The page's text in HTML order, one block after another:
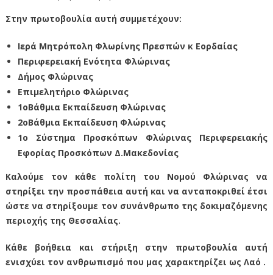
Στην πρωτοβουλία αυτή συμμετέχουν:
Ιερά Μητρόπολη Φλωρίνης Πρεσπών κ Εορδαίας
Περιφερειακή Ενότητα Φλώρινας
Δήμος Φλώρινας
Επιμελητήριο Φλώρινας
1οΒάθμια Εκπαίδευση Φλώρινας
2οΒάθμια Εκπαίδευση Φλώρινας
1ο Σύστημα Προσκόπων Φλώρινας Περιφερειακής
Εφορίας Προσκόπων Δ.Μακεδονίας
Καλούμε τον κάθε πολίτη του Νομού Φλώρινας να
στηρίξει την προσπάθεια αυτή και να ανταποκριθεί έτσι
ώστε να στηρίξουμε τον συνάνθρωπο της δοκιμαζόμενης
περιοχής της Θεσσαλίας.
Κάθε βοήθεια και στήριξη στην πρωτοβουλία αυτή
ενισχύει τον ανθρωπισμό που μας χαρακτηρίζει ως Λαό .